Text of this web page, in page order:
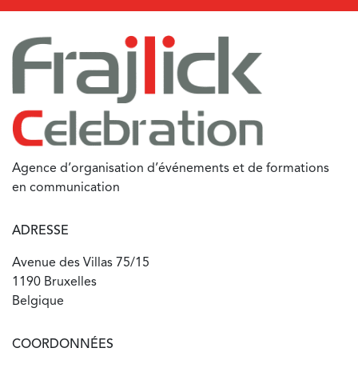
Agence d’organisation d’événements et de formations
en communication
ADRESSE
Avenue des Villas 75/15
1190 Bruxelles
Belgique
COORDONNÉES